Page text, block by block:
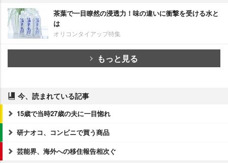
茶葉で一目瞭然の浸透力！味の違いに衝撃を受ける水と
は
オリコンタイアップ特集
もっと見る
今、読まれている記事
15歳で当時27歳の夫に一目惚れ
研ナオコ、コンビニで買う商品
芸能界、海外への移住報告相次ぐ